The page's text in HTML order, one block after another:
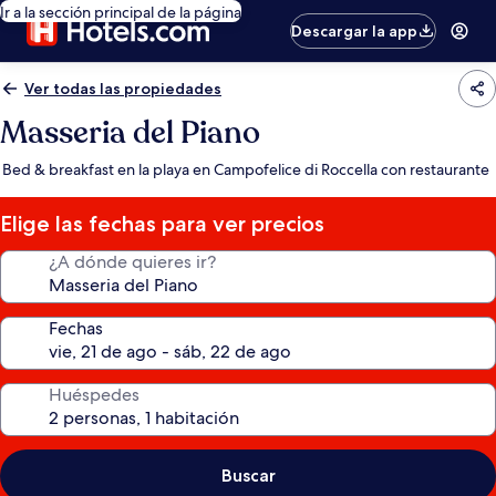
Ir a la sección principal de la página
Descargar la app
Ver todas las propiedades
Masseria del Piano
Bed & breakfast en la playa en Campofelice di Roccella con restaurante
Elige las fechas para ver precios
¿A dónde quieres ir?
Fechas
Huéspedes
Buscar